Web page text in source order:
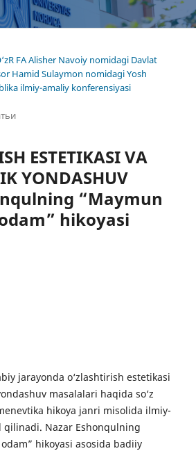
FA Alisher Navoiy nomidagi Davlat
Hamid Sulaymon nomidagi Yosh
ilmiy-amaliy konferensiyasi
ESTETIKASI VA
YONDASHUV
“Maymun
hikoyasi
jarayonda o‘zlashtirish estetikasi
masalalari haqida so‘z
hikoya janri misolida ilmiy-
Nazar Eshonqulning
hikoyasi asosida badiiy